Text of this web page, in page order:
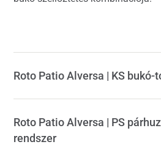
Roto Patio Alversa | KS bukó-
Roto Patio Alversa | PS
rendszer